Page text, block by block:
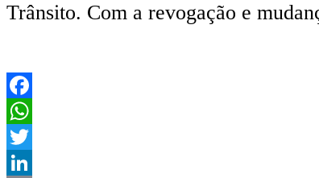
Trânsito. Com a revogação e
Facebook
WhatsApp
Twitter